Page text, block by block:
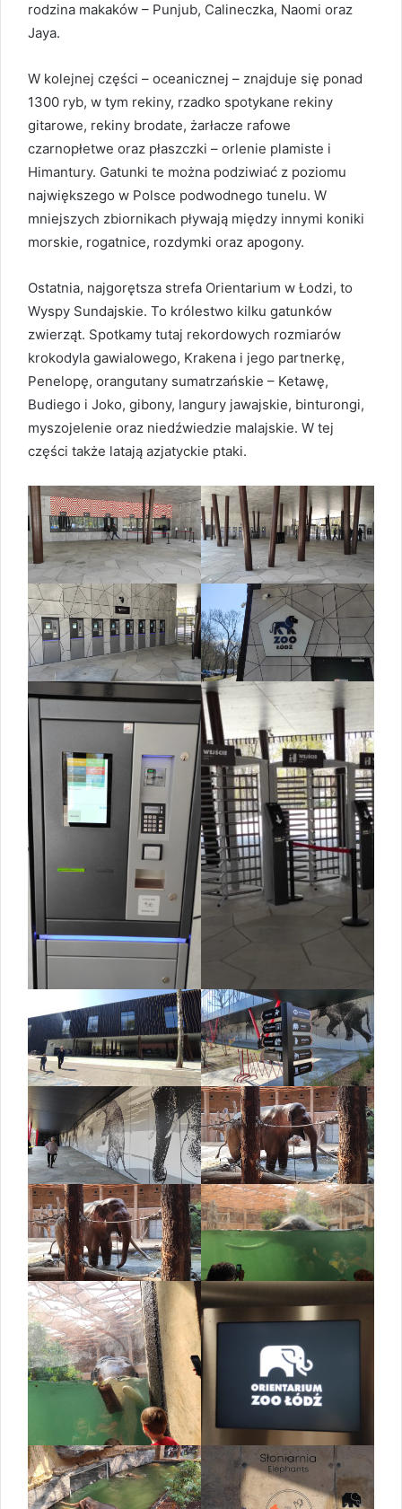
rodzina makaków – Punjub, Calineczka, Naomi oraz
Jaya.
W kolejnej części – oceanicznej – znajduje się ponad
1300 ryb, w tym rekiny, rzadko spotykane rekiny
gitarowe, rekiny brodate, żarłacze rafowe
czarnopłetwe oraz płaszczki – orlenie plamiste i
Himantury. Gatunki te można podziwiać z poziomu
największego w Polsce podwodnego tunelu. W
mniejszych zbiornikach pływają między innymi koniki
morskie, rogatnice, rozdymki oraz apogony.
Ostatnia, najgorętsza strefa Orientarium w Łodzi, to
Wyspy Sundajskie. To królestwo kilku gatunków
zwierząt. Spotkamy tutaj rekordowych rozmiarów
krokodyla gawialowego, Krakena i jego partnerkę,
Penelopę, orangutany sumatrzańskie – Ketawę,
Budiego i Joko, gibony, langury jawajskie, binturongi,
myszojelenie oraz niedźwiedzie malajskie. W tej
części także latają azjatyckie ptaki.